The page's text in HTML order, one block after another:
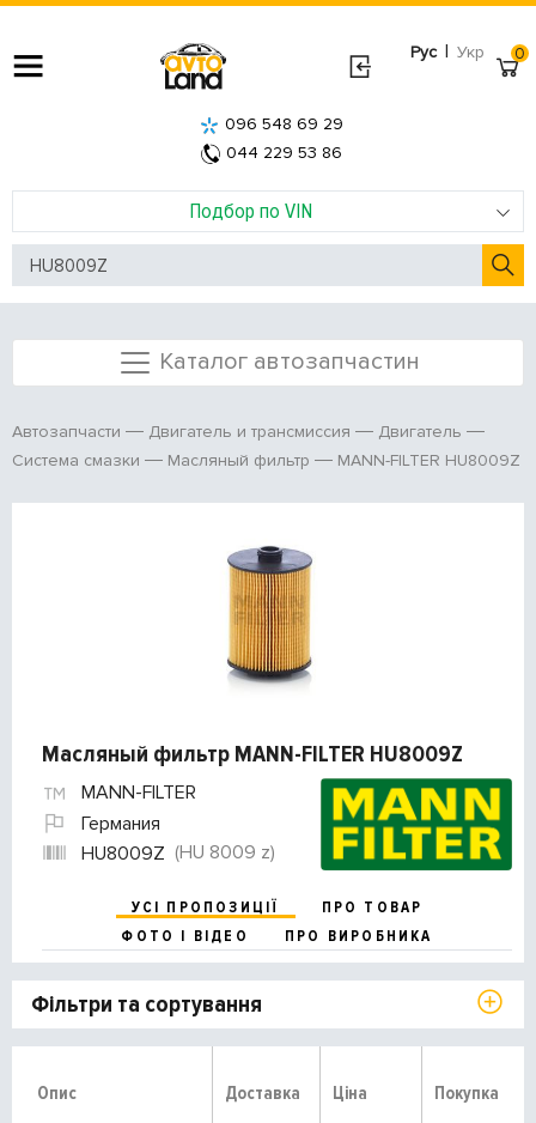
Рус | Укр
Подбор по VIN
096 548 69 29
044 229 53 86
0
Каталог автозапчастин
Автозапчасти Двигатель и трансмиссия
Двигатель
Система смазки
Масляный фильтр MANN-FILTER HU8009Z
Масляный фильтр MANN-FILTER HU8009Z
MANN-FILTER
Германия
HU8009Z (HU 8009 z)
УСІ ПРОПОЗИЦІЇ
ПРО ТОВАР
ФОТО І ВІДЕО
ПРО ВИРОБНИКА
Фільтри та сортування
Опис Доставка Ціна Покупка